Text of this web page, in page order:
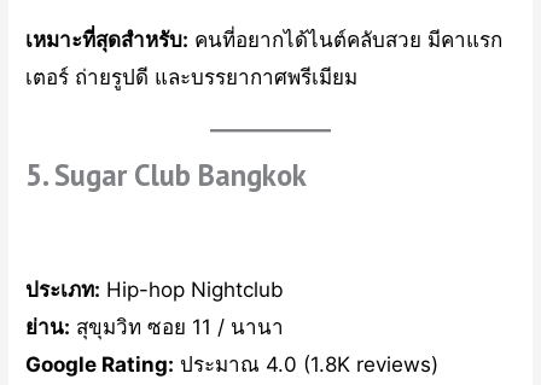
เหมาะที่สุดสำหรับ: คนที่อยากได้ไนต์คลับสวย มีคาแรก
เตอร์ ถ่ายรูปดี และบรรยากาศพรีเมียม
5. Sugar Club Bangkok
ประเภท: Hip-hop Nightclub
ย่าน: สุขุมวิท ซอย 11 / นานา
Google Rating: ประมาณ 4.0 (1.8K reviews)